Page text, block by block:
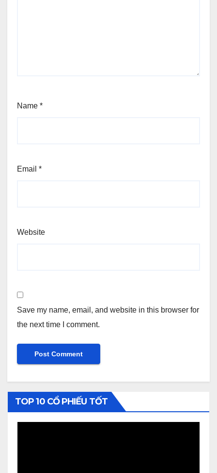
Name *
Email *
Website
Save my name, email, and website in this browser for
the next time I comment.
TOP 10 CỔ PHIẾU TỐT